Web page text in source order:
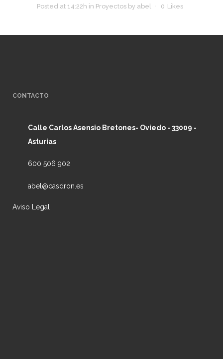
Posted at 14:22h in Proyectos by abel 0 Likes
CONTACTO
Calle Carlos Asensio Bretones- Oviedo - 33009 -
Asturias
600 506 902
abel@casdron.es
Aviso Legal